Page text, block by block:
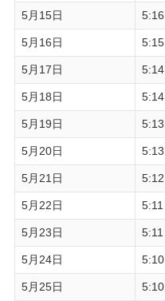
5月15日 5:16
5月16日 5:15
5月17日 5:14
5月18日 5:14
5月19日 5:13
5月20日 5:13
5月21日 5:12
5月22日 5:11
5月23日 5:11
5月24日 5:10
5月25日 5:10